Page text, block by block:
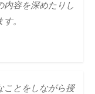
容を深めたりし
。
ことをしながら授